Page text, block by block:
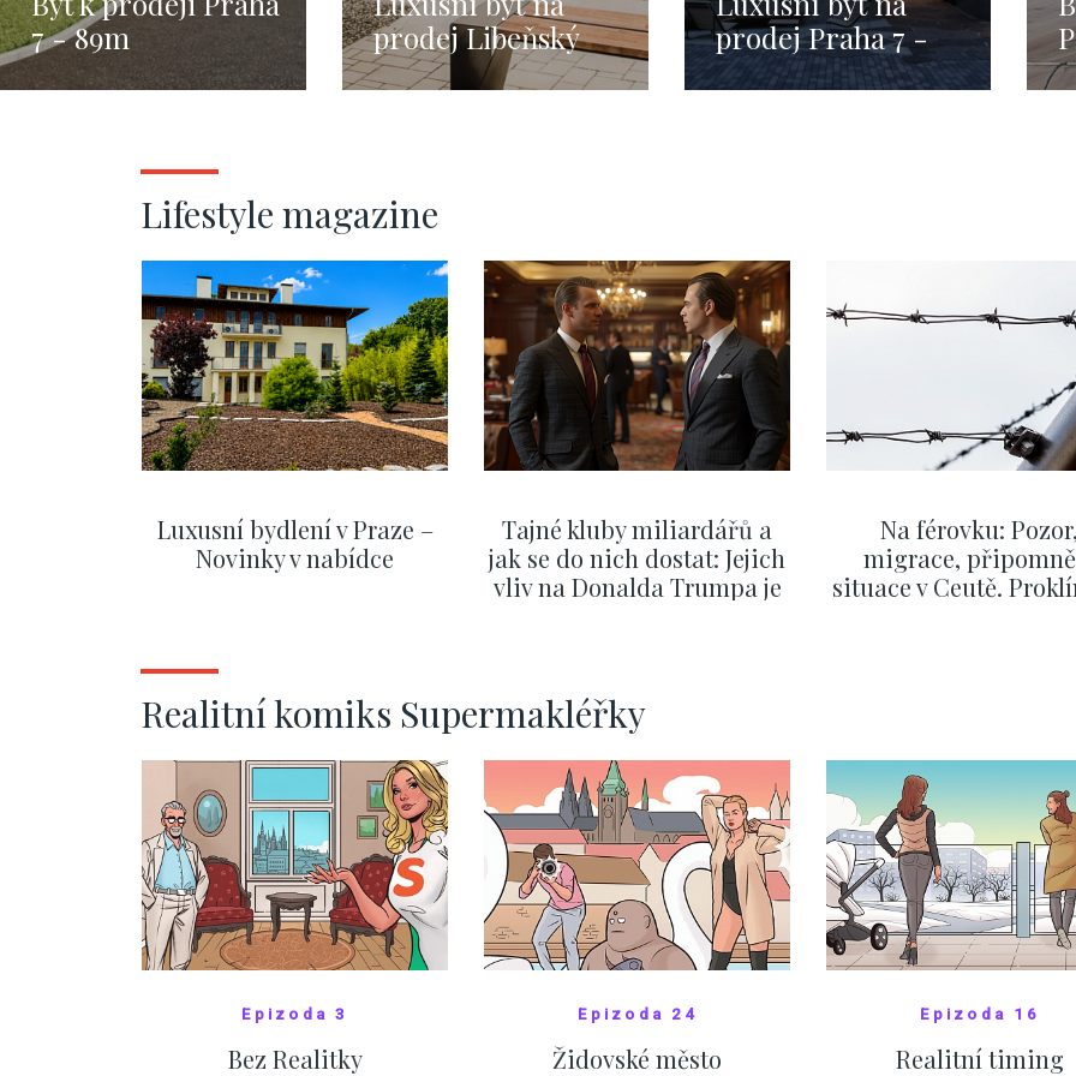
7 - 89m
prodej Libeňský
ostrov - 105m
prodej Praha 7 -
90m
Lifestyle magazine
Luxusní bydlení v Praze –
Novinky v nabídce
Tajné kluby miliardářů a
jak se do nich dostat: Jejich
vliv na Donalda Trumpa je
Na férovku: Pozor,
migrace,
situace v Ceutě.
Realitní komiks Supermakléřky
Epizoda 3
Bez Realitky
Epizoda 24
Židovské město
Epizoda 16
Realitní timing